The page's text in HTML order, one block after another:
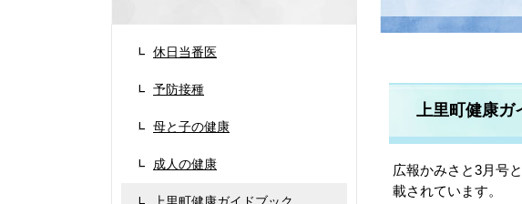
休日当番医
予防接種
母と子の健康
成人の健康
上里町健康ガ
広報かみさと3月号
載されています。